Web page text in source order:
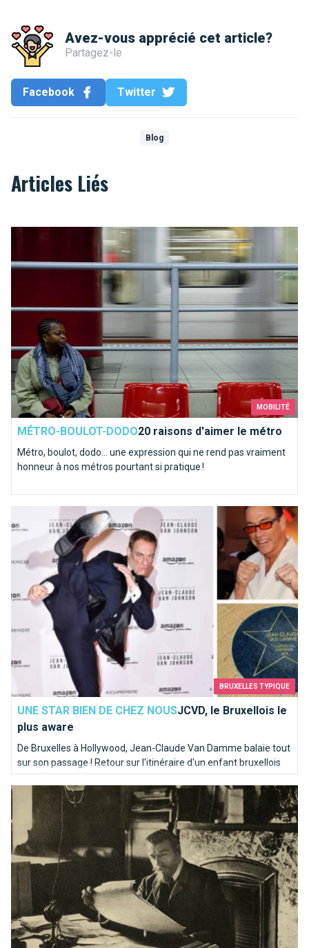
Avez-vous apprécié cet article?
Partagez-le
Facebook Twitter
Blog
Articles Liés
MOBILITÉ
MÉTRO-BOULOT-DODO20 raisons d'aimer le métro
Métro, boulot, dodo… une expression qui ne rend pas vraiment
honneur à nos métros pourtant si pratique !
20 raisons d'aimer le métro
BRUXELLES TYPIQUE
UNE STAR BIEN DE CHEZ NOUSJCVD, le Bruxellois le
plus aware
De Bruxelles à Hollywood, Jean-Claude Van Damme balaie tout
sur son passage ! Retour sur l'itinéraire d'un enfant bruxellois
musclé !
JCVD, le Bruxellois le plus aware
Victor Horta, père de l’Art nouveau à Bruxelles